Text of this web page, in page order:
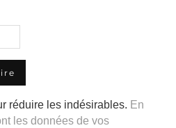
réduire les indésirables. En
les données de vos